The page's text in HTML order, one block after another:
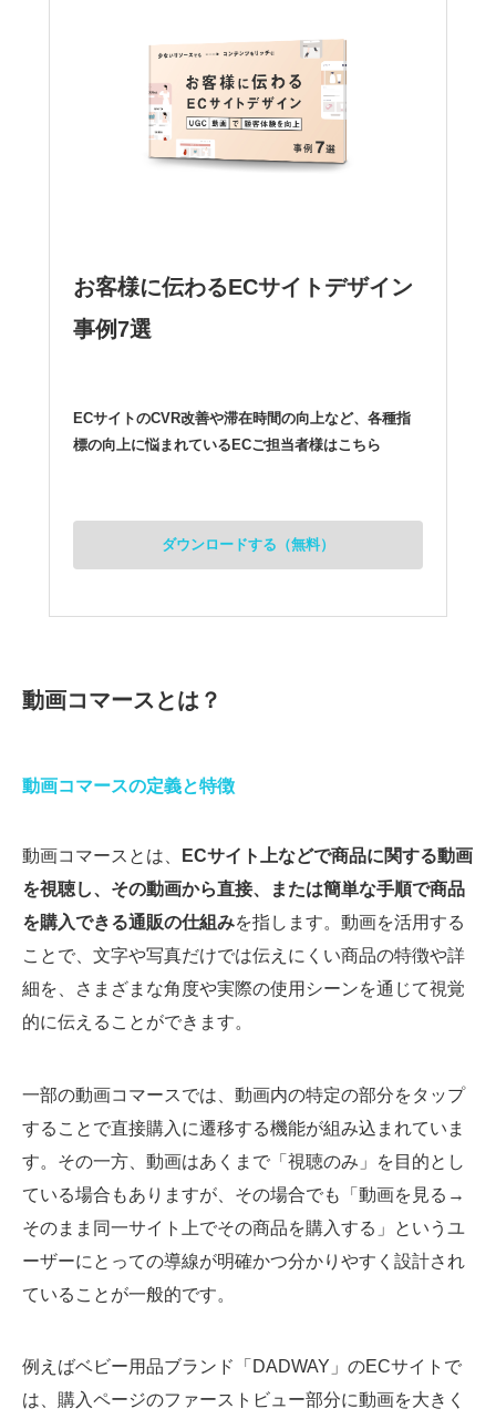
お客様に伝わるECサイトデザイン
事例7選
ECサイトのCVR改善や滞在時間の向上など、各種指
標の向上に悩まれているECご担当者様はこちら
ダウンロードする（無料）
動画コマースとは？
動画コマースの定義と特徴
動画コマースとは、
ECサイト上などで商品に関する動画
を視聴し、その動画から直接、または簡単な手順で商品
を購入できる通販の仕組みを指します。動画を活用する
ことで、文字や写真だけでは伝えにくい商品の特徴や詳
細を、さまざまな角度や実際の使用シーンを通じて視覚
的に伝えることができます。
一部の動画コマースでは、動画内の特定の部分をタップ
することで直接購入に遷移する機能が組み込まれていま
す。その一方、動画はあくまで「視聴のみ」を目的とし
ている場合もありますが、その場合でも「動画を見る→
そのまま同一サイト上でその商品を購入する」というユ
ーザーにとっての導線が明確かつ分かりやすく設計され
ていることが一般的です。
例えばベビー用品ブランド「DADWAY」のECサイトで
は、購入ページのファーストビュー部分に動画を大きく